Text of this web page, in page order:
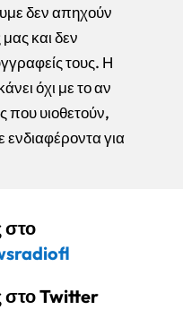
δεν απηχούν
και δεν
τους. Η
όχι με το αν
που υιοθετούν,
ενδιαφέροντα για
στο
στο Twitter